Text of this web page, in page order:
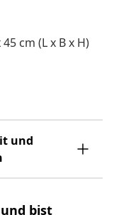
cm (L x B x H)
und
bist